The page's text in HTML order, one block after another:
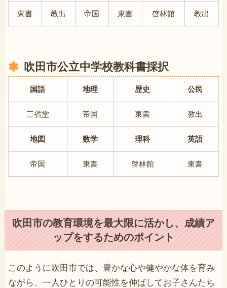
東書 教出 帝国 東書 啓林館 教出
吹田市公立中学校教科書採択
国語 地理 歴史 公民
三省堂 帝国 東書 教出
地図 数学 理科 英語
帝国 東書 啓林館 東書
吹田市の教育環境を最大限に活かし、成績ア
ップをするためのポイント
このように吹田市では、豊かな心や健やかな体を育み
ながら、一人ひとりの可能性を伸ばしてお子さんたち